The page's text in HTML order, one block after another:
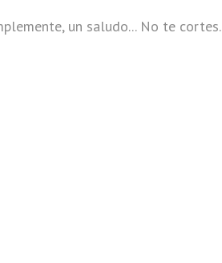
un saludo... No te cortes.